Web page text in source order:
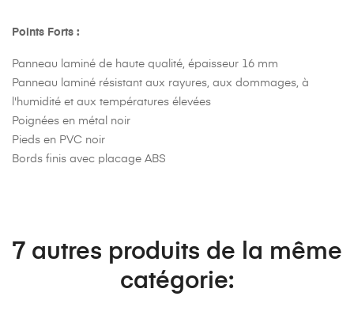
Points Forts :
Panneau laminé de haute qualité, épaisseur 16 mm
Panneau laminé résistant aux rayures, aux dommages, à
l'humidité et aux températures élevées
Poignées en métal noir
Pieds en PVC noir
Bords finis avec placage ABS
7 autres produits de la même
catégorie: